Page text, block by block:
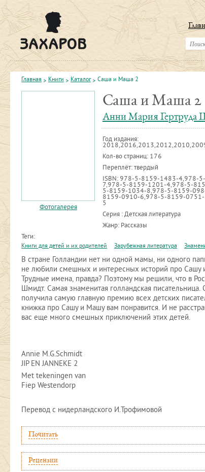
Главная Книги Каталог Саша и Маша 2
Фотогалерея
Саша и Маша 2
Анни Мария Гертруда
Год издания:
Кол-во страниц: 176
Переплёт: твердый
ISBN: 978-5-8159-1483-4,978-
7,978-5-8159-1201-4,978-5-
5-8159-1034-8,978-5-8159-
8159-0910-6,978-5-8159-
5
Серия : Детская литература
Жанр: Рассказы
Теги:
Книги для детей и их родителей Зарубежная литература
В стране Голландии нет ни одной мамы, ни одного
не любили смешных и интересных историй про Сашу
Трудные имена, правда? Поэтому мы решили, что в
Шмидт. Самая знаменитая голландская
получила самую главную премию всех детских
книжка про Сашу и Машу вам понравится. И не
вас еще много смешных приключений этих детей.
Annie M.G.Schmidt
JIP EN JANNEKE 2
Met tekeningen van
Fiep Westendorp
Перевод с нидерландского И.Трофимовой
Почитать
Рецензии